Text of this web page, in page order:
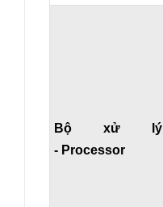
Bộ xử lý
- Processor